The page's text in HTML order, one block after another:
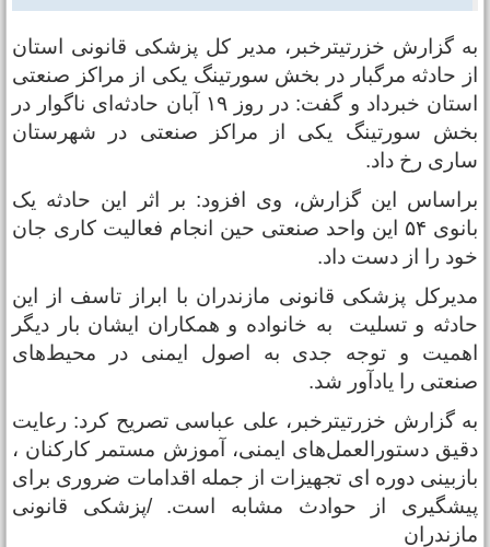
گزارش خزرتیترخبر، مدیر کل پزشکی قانونی استان
حادثه مرگبار در بخش سورتینگ یکی از مراکز صنعتی
استان خبرداد و گفت: در روز ۱۹ آبان حادثه‌ای ناگوار در
سورتینگ یکی از مراکز صنعتی در شهرستان
رخ داد.
این گزارش، وی افزود: بر اثر این حادثه یک
بانوی ۵۴ این واحد صنعتی حین انجام فعالیت کاری جان
را از دست داد.
پزشکی قانونی مازندران با ابراز تاسف از این
و تسلیت به خانواده و همکاران ایشان بار دیگر
و توجه جدی به اصول ایمنی در محیط‌های
را یادآور شد.
گزارش خزرتیترخبر، علی عباسی تصریح کرد: رعایت
دستورالعمل‌های ایمنی، آموزش مستمر کارکنان ،
دوره ای تجهیزات از جمله اقدامات ضروری برای
از حوادث مشابه است. /پزشکی قانونی